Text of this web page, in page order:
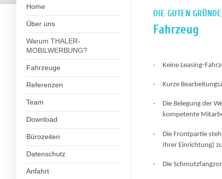
Home
Über uns
Warum THALER-
MOBILWERBUNG?
Fahrzeuge
Referenzen
Team
Download
Bürozeiten
Datenschutz
Anfahrt
DIE GUTEN GRÜNDE
Fahrzeug
· Keine Leasing-
· Kurze
· Die Belegung der
kompetente
· Die Frontpartie
Ihrer Einrichtung)
· Die